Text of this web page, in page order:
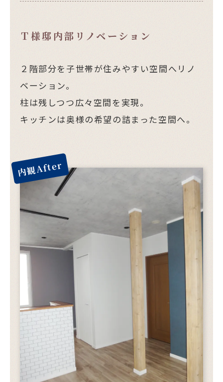
Ｔ様邸内部リノベーション
２階部分を子世帯が住みやすい空間へリノ
ベーション。
柱は残しつつ広々空間を実現。
キッチンは奥様の希望の詰まった空間へ。